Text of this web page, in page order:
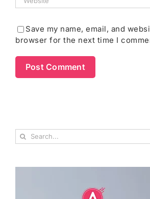
Save my name, email, and
browser for the next time I
Search
for: